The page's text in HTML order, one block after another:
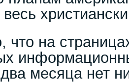
весь
на
месяца нет